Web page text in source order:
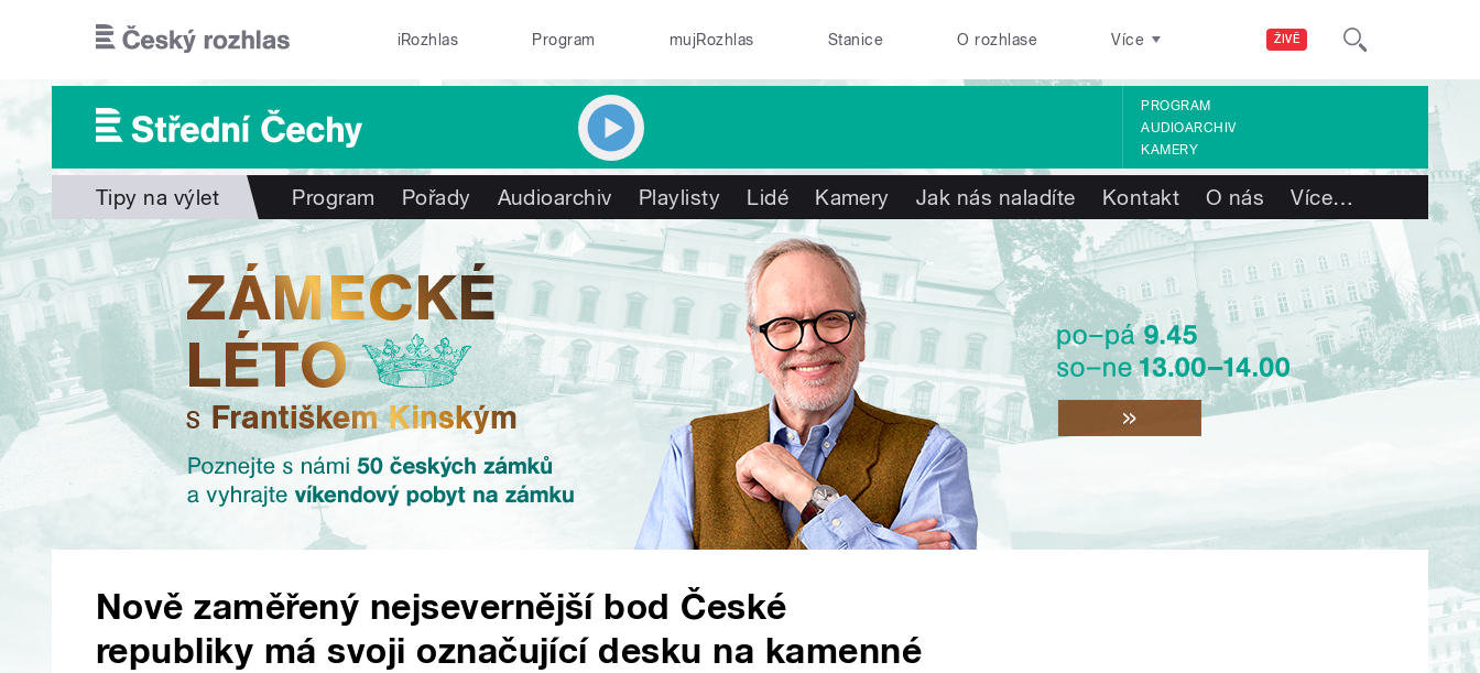
ŽIVĚ
iRozhlas Program mujRozhlas Stanice O rozhlase Více
PROGRAM
AUDIOARCHIV
KAMERY
Tipy na výlet Program Pořady Audioarchiv Playlisty Lidé Kamery Jak nás naladíte Kontakt O nás Více…
Nově zaměřený nejsevernější bod České
republiky má svoji označující desku na kamenné